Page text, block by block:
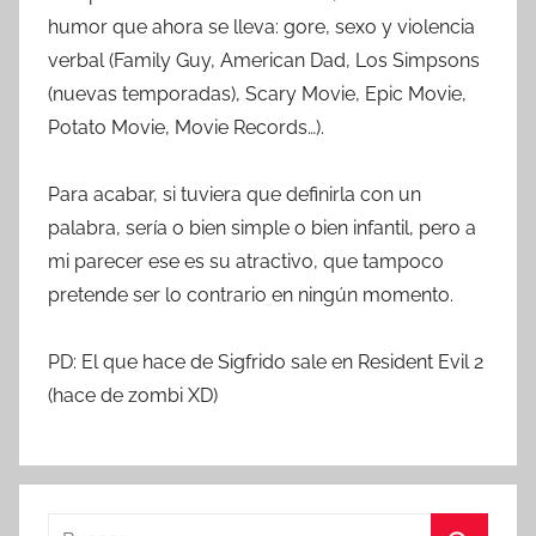
humor que ahora se lleva: gore, sexo y violencia
verbal (Family Guy, American Dad, Los Simpsons
(nuevas temporadas), Scary Movie, Epic Movie,
Potato Movie, Movie Records…).
Para acabar, si tuviera que definirla con un
palabra, sería o bien simple o bien infantil, pero a
mi parecer ese es su atractivo, que tampoco
pretende ser lo contrario en ningún momento.
PD: El que hace de Sigfrido sale en Resident Evil 2
(hace de zombi XD)